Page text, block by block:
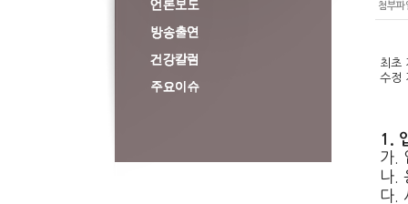
첨부파
최초
수정
1.
가.
나.
다.